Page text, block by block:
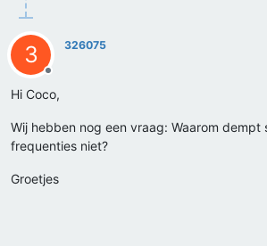
3
Offline
326075
Hi Coco,
Wij hebben nog een vraag: Waarom dempt
frequenties niet?
Groetjes